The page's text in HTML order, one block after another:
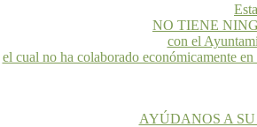
NO TIENE
con el
el cual no ha colaborado económicamente
AYÚDANOS A